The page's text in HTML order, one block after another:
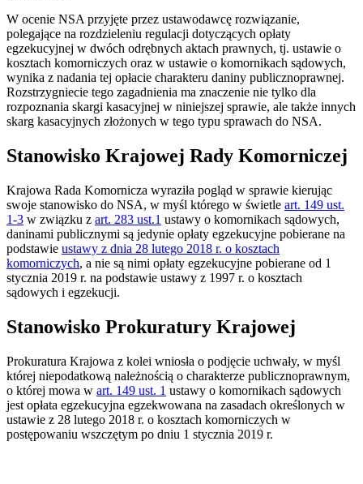
W ocenie NSA przyjęte przez ustawodawcę rozwiązanie,
polegające na rozdzieleniu regulacji dotyczących opłaty
egzekucyjnej w dwóch odrębnych aktach prawnych, tj. ustawie o
kosztach komorniczych oraz w ustawie o komornikach sądowych,
wynika z nadania tej opłacie charakteru daniny publicznoprawnej.
Rozstrzygniecie tego zagadnienia ma znaczenie nie tylko dla
rozpoznania skargi kasacyjnej w niniejszej sprawie, ale także innych
skarg kasacyjnych złożonych w tego typu sprawach do NSA.
Stanowisko Krajowej Rady Komorniczej
Krajowa Rada Komornicza wyraziła pogląd w sprawie kierując
swoje stanowisko do NSA, w myśl którego w świetle art. 149 ust.
1-3 w związku z art. 283 ust.1 ustawy o komornikach sądowych,
daninami publicznymi są jedynie opłaty egzekucyjne pobierane na
podstawie ustawy z dnia 28 lutego 2018 r. o kosztach
komorniczych, a nie są nimi opłaty egzekucyjne pobierane od 1
stycznia 2019 r. na podstawie ustawy z 1997 r. o kosztach
sądowych i egzekucji.
Stanowisko Prokuratury Krajowej
Prokuratura Krajowa z kolei wniosła o podjęcie uchwały, w myśl
której niepodatkową należnością o charakterze publicznoprawnym,
o której mowa w art. 149 ust. 1 ustawy o komornikach sądowych
jest opłata egzekucyjna egzekwowana na zasadach określonych w
ustawie z 28 lutego 2018 r. o kosztach komorniczych w
postępowaniu wszczętym po dniu 1 stycznia 2019 r.